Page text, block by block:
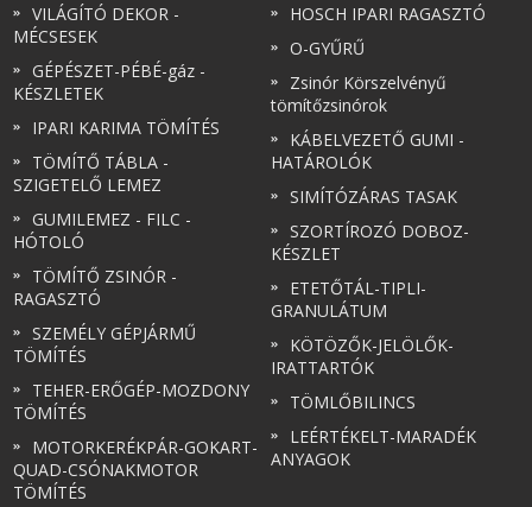
VILÁGÍTÓ DEKOR -
MÉCSESEK
GÉPÉSZET-PÉBÉ-gáz -
KÉSZLETEK
IPARI KARIMA TÖMÍTÉS
TÖMÍTŐ TÁBLA -
SZIGETELŐ LEMEZ
GUMILEMEZ - FILC -
HÓTOLÓ
TÖMÍTŐ ZSINÓR -
RAGASZTÓ
SZEMÉLY GÉPJÁRMŰ
TÖMÍTÉS
TEHER-ERŐGÉP-MOZDONY
TÖMÍTÉS
MOTORKERÉKPÁR-GOKART-
QUAD-CSÓNAKMOTOR
TÖMÍTÉS
HOSCH IPARI RAGASZTÓ
O-GYŰRŰ
Zsinór Körszelvényű
tömítőzsinórok
KÁBELVEZETŐ GUMI -
HATÁROLÓK
SIMÍTÓZÁRAS TASAK
SZORTÍROZÓ DOBOZ-
KÉSZLET
ETETŐTÁL-TIPLI-
GRANULÁTUM
KÖTÖZŐK-JELÖLŐK-
IRATTARTÓK
TÖMLŐBILINCS
LEÉRTÉKELT-MARADÉK
ANYAGOK